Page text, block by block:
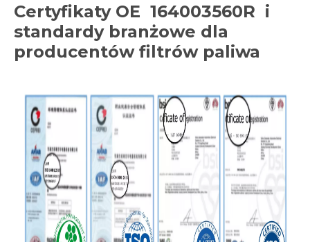
Certyfikaty OE 164003560R i
standardy branżowe dla
producentów filtrów paliwa